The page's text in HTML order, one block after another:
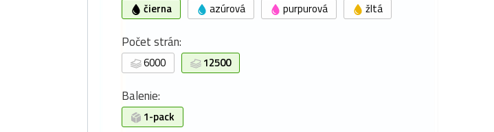
čierna azúrová purpurová žltá
Počet strán:
6000 12500
Balenie:
1-pack